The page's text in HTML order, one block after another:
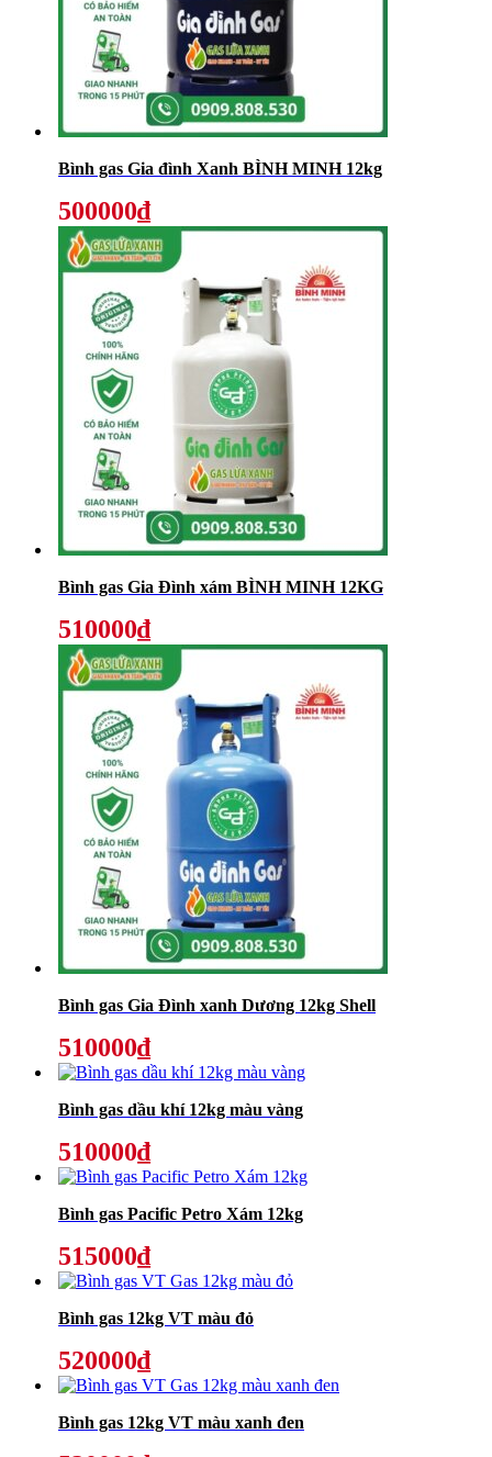
Bình gas Gia đình Xanh BÌNH MINH 12kg
500000₫
Bình gas Gia Đình xám BÌNH MINH 12KG
510000₫
Bình gas Gia Đình xanh Dương 12kg Shell
510000₫
Bình gas dầu khí 12kg màu vàng
510000₫
Bình gas Pacific Petro Xám 12kg
515000₫
Bình gas 12kg VT màu đỏ
520000₫
Bình gas 12kg VT màu xanh đen